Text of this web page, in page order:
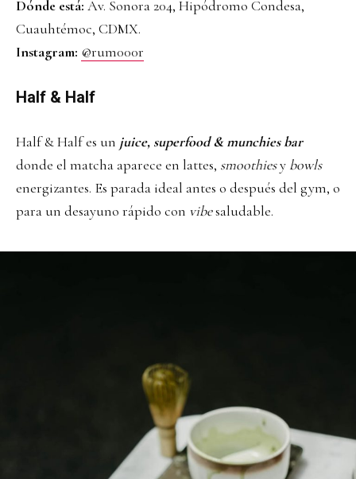
Dónde está: Av. Sonora 204, Hipódromo Condesa,
Cuauhtémoc, CDMX.
Instagram: @rum000r
Half & Half
Half & Half es un juice, superfood & munchies bar
donde el matcha aparece en lattes, smoothiesy bowls
energizantes. Es parada ideal antes o después del gym, o
para un desayuno rápido con vibesaludable.